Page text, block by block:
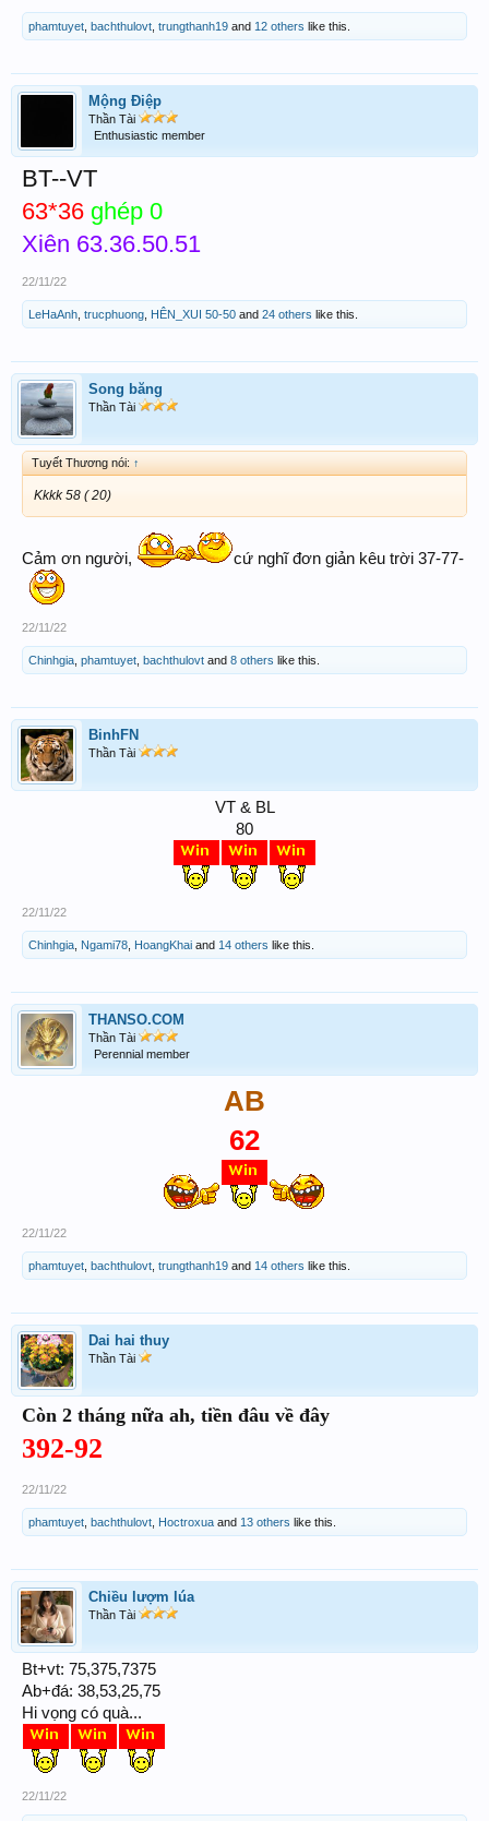
phamtuyet bachthulovt trungthanh19 and 12 others like this.
Mộng Điệp
Thần Tài
Enthusiastic member
BT--VT
63*36 ghép 0
Xiên 63.36.50.51
22/11/22
LeHaAnh trucphuong HÊN_XUI 50-50 and 24 others like this.
Song băng
Thần Tài
Tuyết Thương nói: ↑
Kkkk 58 ( 20)
Cảm ơn người, cứ nghĩ đơn giản kêu trời 37-77-
22/11/22
Chinhgia phamtuyet bachthulovt and 8 others like this.
BinhFN
Thần Tài
VT & BL
80
22/11/22
Chinhgia Ngami78 HoangKhai and 14 others like this.
THANSO.COM
Thần Tài
Perennial member
AB
62
22/11/22
phamtuyet bachthulovt trungthanh19 and 14 others like this.
Dai hai thuy
Thần Tài
Còn 2 tháng nữa ah, tiền đâu về đây
392-92
22/11/22
phamtuyet bachthulovt Hoctroxua and 13 others like this.
Chiều lượm lúa
Thần Tài
Bt+vt: 75,375,7375
Ab+đá: 38,53,25,75
Hi vọng có quà...
22/11/22